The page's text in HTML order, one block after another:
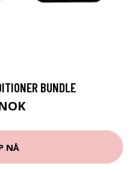
BUNDLE
NÅ